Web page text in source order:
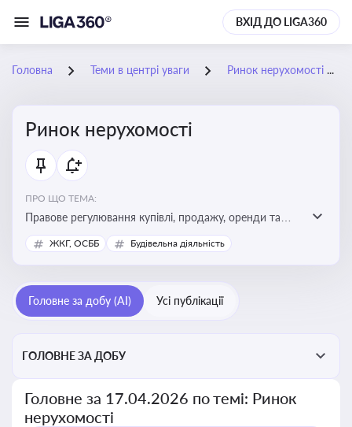
ВХІД ДО LIGA360
Головна Теми в центрі уваги Ринок нерухомості
Ринок нерухомості
ПРО ЩО ТЕМА:
Правове регулювання купівлі, продажу, оренди та
управління нерухомістю, що є ключовим для бізнесу,
інвесторів, забудовників і власників об’єктів майна
ЖКГ, ОСББ Будівельна діяльність
Головне за добу (AI) Усі публікації
ГОЛОВНЕ ЗА ДОБУ
Головне за 17.04.2026 по темі: Ринок
нерухомості